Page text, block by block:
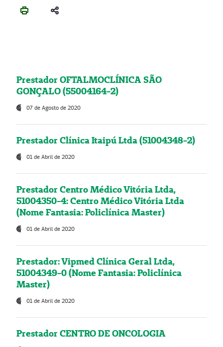
Prestador OFTALMOCLÍNICA SÃO
GONÇALO (55004164-2)
07 de Agosto de 2020
Prestador Clínica Itaipú Ltda (51004348-2)
01 de Abril de 2020
Prestador Centro Médico Vitória Ltda,
51004350-4: Centro Médico Vitória Ltda
(Nome Fantasia: Policlínica Master)
01 de Abril de 2020
Prestador: Vipmed Clínica Geral Ltda,
51004349-0 (Nome Fantasia: Policlínica
Master)
01 de Abril de 2020
Prestador CENTRO DE ONCOLOGIA